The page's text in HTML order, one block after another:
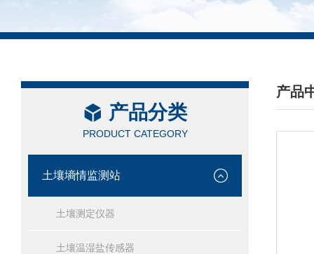
产品分类
PRODUCT CATEGORY
土壤墒情监测站
土壤测定仪器
土壤温湿盐传感器
产品
/